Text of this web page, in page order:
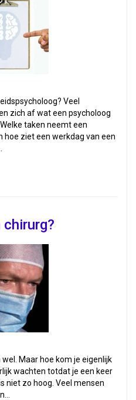
Veel
zich af wat een psycholoog
taken neemt een
hoe ziet een werkdag van een
Maar hoe kom je eigenlijk
wachten totdat je een keer
niet zo hoog. Veel mensen